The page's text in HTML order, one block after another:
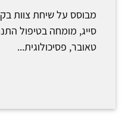
מבוסס על שיחת צוות
סייג, מומחה בטיפול
טאובר, פסיכולוגית...